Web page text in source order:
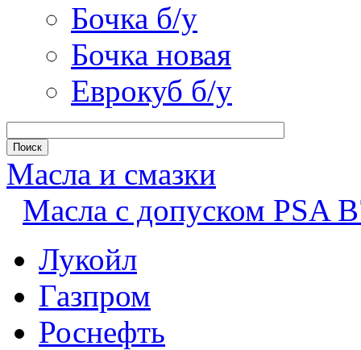
Бочка б/у
Бочка новая
Еврокуб б/у
Масла и смазки
Масла с допуском PSA
Лукойл
Газпром
Роснефть